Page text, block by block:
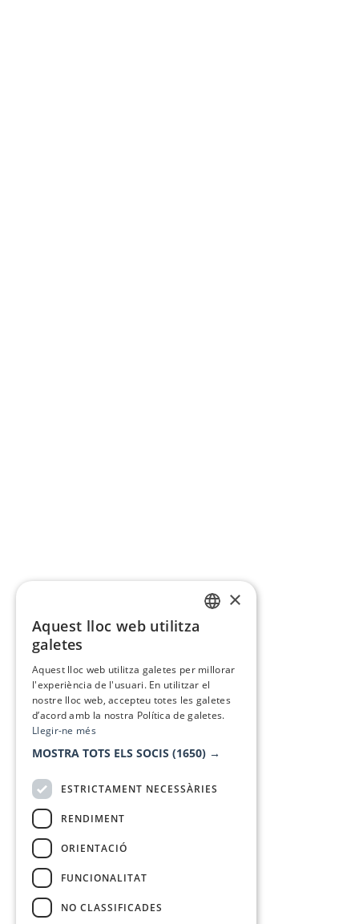
×
Aquest lloc web utilitza
galetes
Aquest lloc web utilitza galetes per millorar
l'experiència de l'usuari. En utilitzar el
nostre lloc web, accepteu totes les galetes
d’acord amb la nostra Política de galetes.
Llegir-ne més
MOSTRA TOTS ELS SOCIS (1650) →
ESTRICTAMENT NECESSÀRIES
RENDIMENT
ORIENTACIÓ
FUNCIONALITAT
NO CLASSIFICADES